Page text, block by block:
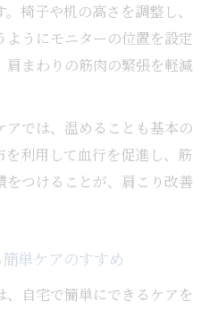
椅子や机の高さを調整し、
ようにモニターの位置を設定
肩まわりの筋肉の緊張を軽減
アでは、温めることも基本の
利用して血行を促進し、筋
をつけることが、肩こり改善
単ケアのすすめ
自宅で簡単にできるケアを